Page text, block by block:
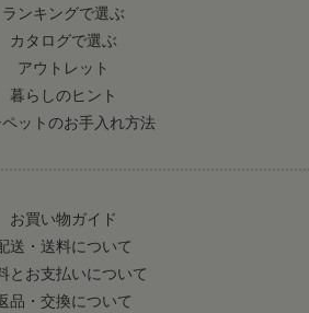
ランキングで選ぶ
カタログで選ぶ
アウトレット
暮らしのヒント
ットのお手入れ方法
お買い物ガイド
送・送料について
とお支払いについて
品・交換について